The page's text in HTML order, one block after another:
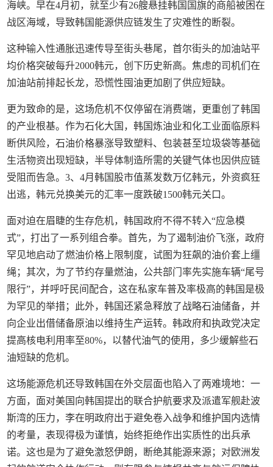
海峡。早在4月初，就至少有26艘悬挂韩国国旗的商船被困在
战区海域，导致韩国能源供应链发生了灾难性的断裂。
这种输入性通胀迅速传导至街头巷尾，首尔街头的加油站平
均价格突破每升2000韩元，创下历史新高。焦虑的司机们在
加油站前排起长龙，恐慌性囤油更加剧了供应短缺。
更为致命的是，这场危机不仅停留在消费端，更重创了韩国
的产业根基。作为石化大国，韩国炼油业和化工业面临原料
断供风险，石油价格暴涨导致塑料、包装甚至垃圾袋等基础
生活物资出现短缺，半导体制造所需的关键气体也因供应链
受阻而告急。3、4月韩国股市值蒸发数万亿韩元，外资疯狂
出逃，韩元兑换美元的汇率一度跌破1500韩元关口。
面对迫在眉睫的生存危机，韩国政府不得不转入“应急模
式”，打出了一系列组合拳。首先，为了遏制油价飞涨，政府
罕见地启动了燃油价格上限制度，试图为狂飙的油价套上缰
绳；其次，为了节约存量燃油，公共部门率先实施车辆“尾号
限行”，并呼吁民间配合，这在私家车普及率极高的韩国是极
为罕见的举措；此外，韩国还紧急释放了战略石油储备，并
向企业出借储备原油以维持生产运转。韩政府和执政党决定
提高核电利用率至80%，以替代油气的使用，多少缓解些石
油短缺的危机。
这场能源危机还导致韩国在外交层面也陷入了两难境地：一
方面，面对美国向韩国提出的联合护航要求及派遣军舰赴波
斯湾的压力，李在明政府出于避免卷入战争和维护国内选情
的考量，表现得极为谨慎，始终拒绝作出实质性的出兵承
诺。这也是为了避免激怒伊朗，断绝其能源来源；对欧洲发